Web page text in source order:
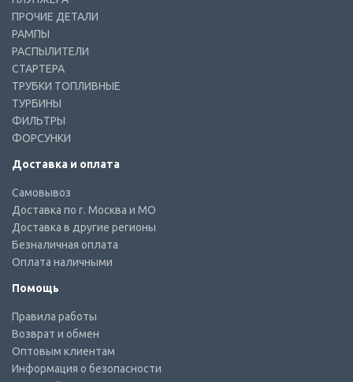
ПРОЧИЕ ДЕТАЛИ
РАМПЫ
РАСПЫЛИТЕЛИ
СТАРТЕРА
ТРУБКИ ТОПЛИВНЫЕ
ТУРБИНЫ
ФИЛЬТРЫ
ФОРСУНКИ
Доставка и оплата
Самовывоз
Доставка по г. Москва и МО
Доставка в другие регионы
Безналичная оплата
Оплата наличными
Помощь
Правила работы
Возврат и обмен
Оптовым клиентам
Информация о безопасности